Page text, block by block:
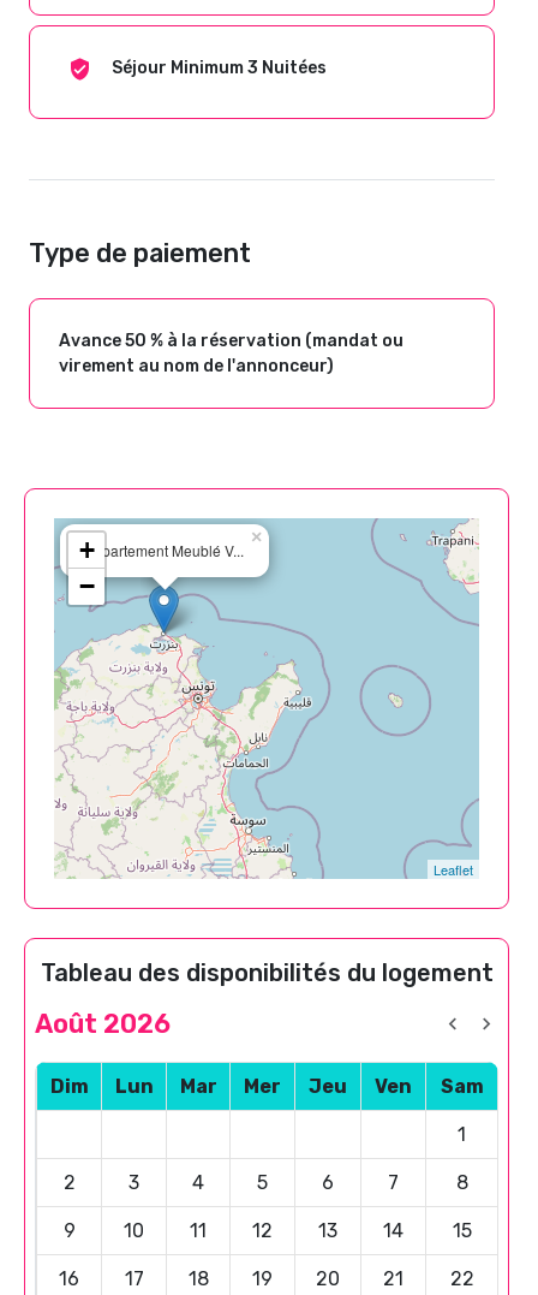
Séjour Minimum 3 Nuitées
Type de paiement
Avance 50 % à la réservation (mandat ou
virement au nom de l'annonceur)
Appartement Meublé V...
×
+
−
Leaflet
Tableau des disponibilités du logement
Août 2026
Dim Lun Mar Mer Jeu Ven Sam
1
2 3 4 5 6 7 8
9 10 11 12 13 14 15
16 17 18 19 20 21 22